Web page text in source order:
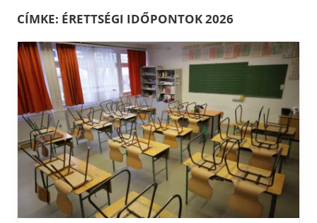
CÍMKE: ÉRETTSÉGI IDŐPONTOK 2026